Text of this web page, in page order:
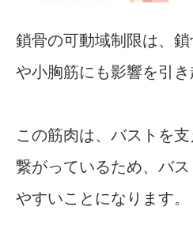
鎖骨の可動域制限は、
や小胸筋にも影響を引き
この筋肉は、バストを支
繋がっているため、バ
やすいことになります。